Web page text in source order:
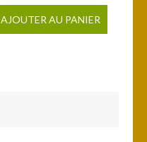
AJOUTER AU PANIER